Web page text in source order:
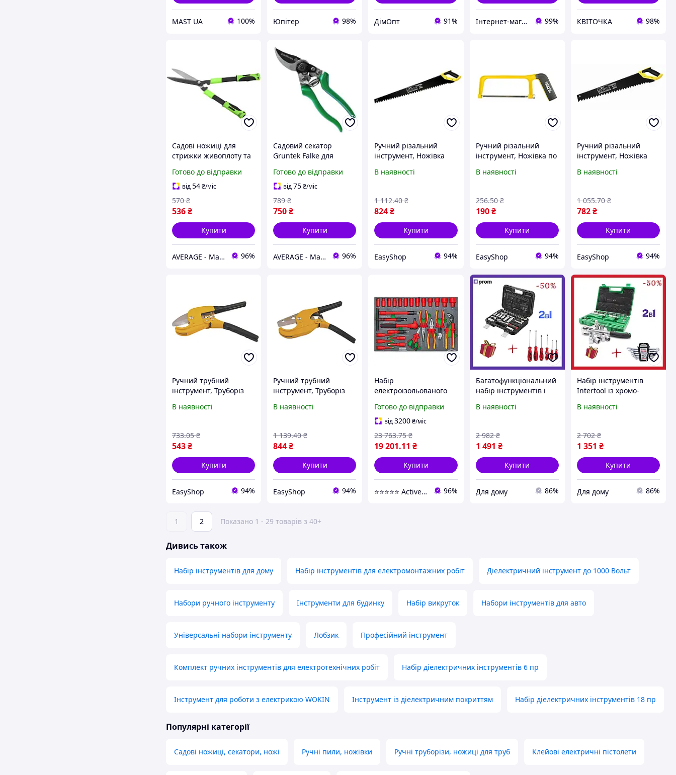
MAST UA 100% Юпітер 98% ДімОпт 91% Інтернет-магазин TRINTA 99% КВІТОЧКА 98%
Садові ножиці для
стрижки живоплоту та
інструмент, сталеві
леза з покриттям.
Готово до відправки
від54₴/міс
536₴
570 ₴
Купити
AVERAGE - Магазин Без предоплати 96%
Садовий секатор
Gruntek Falke для
лезо з тефлоновим
покриттям, ручний
інструмент.
Готово до відправки
від75₴/міс
750₴
789 ₴
Купити
AVERAGE - Магазин Без предоплати 96%
Ручний різальний
інструмент, Ножівка
MASTERTOOL 700 мм
напайкою тефлонове
покриття 14-2770,
Ручні
В наявності
824₴
1 112.40 ₴
Купити
EasyShop 94%
Ручний різальний
інструмент, Ножівка по
150 мм алюмінієва
TPR flex полотно 12.5
мм 24TPI
В наявності
190 ₴
256.50 ₴
Купити
EasyShop 94%
Ручний різальний
інструмент, Ножівка
MASTERTOOL 550 мм
напайкою тефлонове
покриття 14-2755,
Ручні
В наявності
782₴
1 055.70 ₴
Купити
EasyShop 94%
Ручний трубний
інструмент, Труборіз
MASTERTOOL 3-42 мм
покриттям 74-0312,
Труборізи
В наявності
543₴
733.05 ₴
Купити
EasyShop 94%
Ручний трубний
інструмент, Труборіз
MASTERTOOL 3-63 мм
покриттям 74-0313,
Труборізи
В наявності
844₴
1 139.40 ₴
Купити
EasyShop 94%
Набір
електроізольованого
діелектричне покриття
1/2 дюйма в ложементі
(623925)
Готово до відправки
від3200₴/міс
19 201.11 ₴
23 763.75 ₴
Купити
⭐️⭐️⭐️⭐️⭐️ Active Point 96%
Багатофункціональний
набір інструментів і
нікелевим покриттям,
реверсом hou
В наявності
1 491 ₴
2 982 ₴
Купити
Для дому 86%
Набір інструментів
Intertool із хромо-
антикорозійним
з 21 од hou
В наявності
1 351 ₴
2 702 ₴
Купити
Для дому 86%
1 2 Показано 1 - 29 товарів з 40+
Дивись також
Набір інструментів для дому Набір інструментів для електромонтажних робіт Діелектричний інструмент до 1000 Вольт
Набори ручного інструменту Інструменти для будинку Набір викруток Набори інструментів для авто
Універсальні набори інструменту Лобзик Професійний інструмент
Комплект ручних інструментів для електротехнічних робіт Набір діелектричних інструментів 6 пр
Інструмент для роботи з електрикою WOKIN Інструмент із діелектричним покриттям Набір діелектричних інструментів 18 пр
Популярні категорії
Садові ножиці, секатори, ножі Ручні пили, ножівки Ручні труборізи, ножиці для труб Клейові електричні пістолети